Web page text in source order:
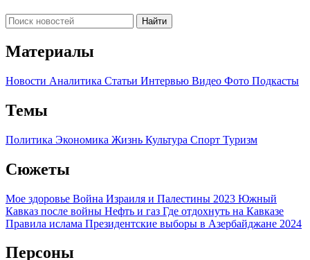
Найти
Материалы
Новости Аналитика Статьи Интервью Видео Фото Подкасты
Темы
Политика Экономика Жизнь Культура Спорт Туризм
Сюжеты
Мое здоровье Война Израиля и Палестины 2023 Южный
Кавказ после войны Нефть и газ Где отдохнуть на Кавказе
Правила ислама Президентские выборы в Азербайджане 2024
Персоны